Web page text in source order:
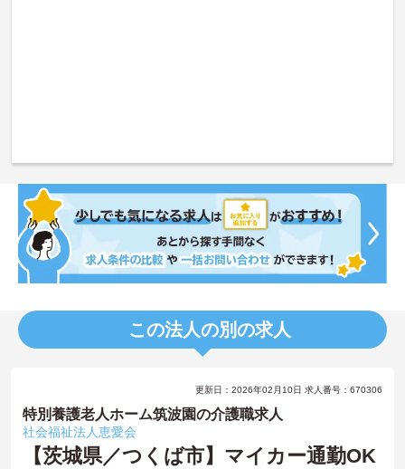
この法人の別の求人
更新日：2026年02月10日 求人番号：670306
特別養護老人ホーム筑波園の介護職求人
社会福祉法人恵愛会
【茨城県／つくば市】マイカー通勤OK